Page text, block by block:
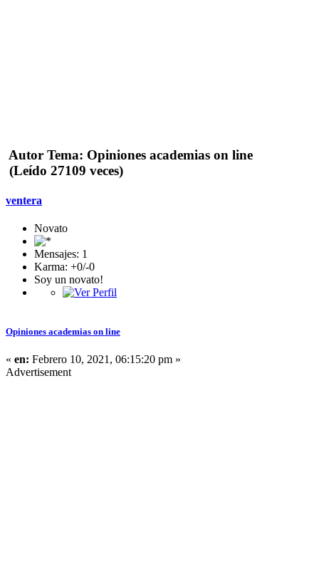
Autor Tema: Opiniones academias on line
(Leído 27109 veces)
ventera
Novato
Mensajes: 1
Karma: +0/-0
Soy un novato!
Opiniones academias on line
« en: Febrero 10, 2021, 06:15:20 pm »
Advertisement